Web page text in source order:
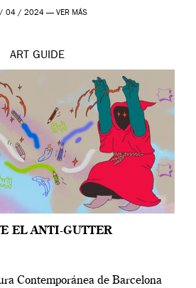
por […]
04 / 2024 — VER MÁS
ART GUIDE
EL ANTI-GUTTER
Contemporánea de Barcelona